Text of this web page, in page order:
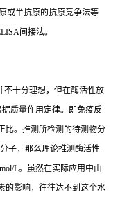
或半抗原的抗原竞争法等
间接法。
不十分理想，但在酶活性放
据质量作用定律。即免疫反
比。推测所检测的待测物分
子，那么理论推测酶活性
L。虽然在实际应用中由
的影响，往往达不到这个水